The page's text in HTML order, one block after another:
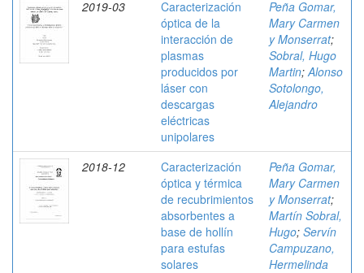
2019-03
Caracterización
óptica de la
interacción de
plasmas
producidos por
láser con
descargas
eléctricas
unipolares
Peña Gomar,
Mary Carmen
y Monserrat;
Sobral, Hugo
Martin;Alonso
Sotolongo,
Alejandro
2018-12
Caracterización
óptica y térmica
de recubrimientos
absorbentes a
base de hollín
para estufas
solares
Peña Gomar,
Mary Carmen
y Monserrat;
Martín Sobral,
Hugo; Servín
Campuzano,
Hermelinda